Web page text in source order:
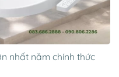
nhất năm chính thức